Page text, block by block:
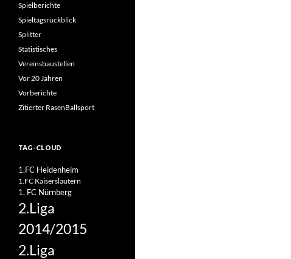
Spielberichte
Spieltagsrückblick
Splitter
Statistisches
Vereinsbaustellen
Vor 20 Jahren
Vorberichte
Zitierter RasenBallsport
TAG-CLOUD
1.FC Heidenheim
1.FC Kaiserslautern
1. FC Nürnberg
2.Liga
2014/2015
2.Liga